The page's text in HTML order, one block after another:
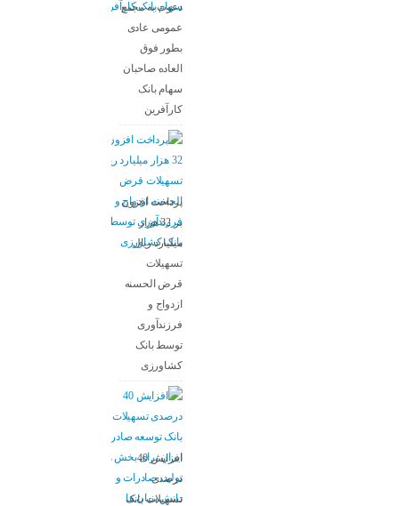
دعوت به مجمع
عمومی عادی
بطور فوق
العاده صاحبان
سهام بانک
کارآفرین
پرداخت افزون
بر 32 هزار
میلیارد ریال
تسهیلات
قرض الحسنه
ازدواج و
فرزندآوری
توسط بانک
کشاورزی
افزایش 40
درصدی
تسهیلات بانک